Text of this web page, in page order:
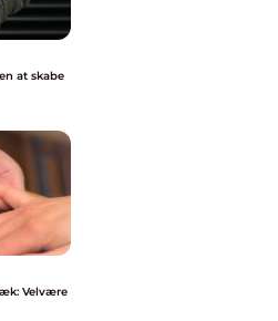
at skabe
Velvære